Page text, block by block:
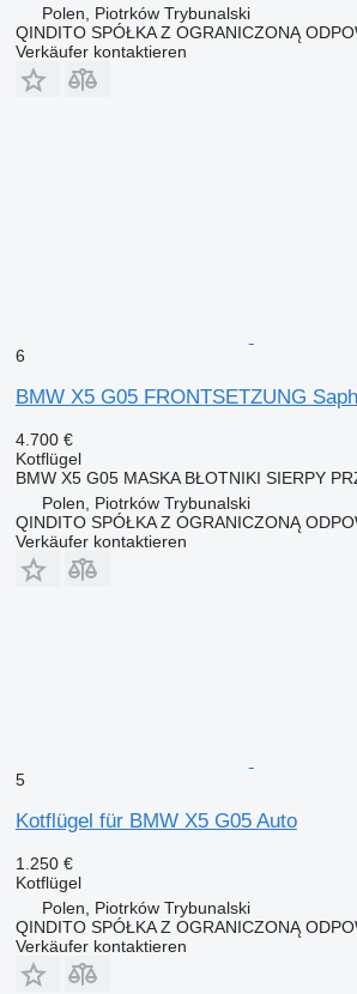
Polen, Piotrków Trybunalski
QINDITO SPÓŁKA Z OGRANICZONĄ
Verkäufer kontaktieren
6
BMW X5 G05 FRONTSETZUNG
4.700 €
Kotflügel
BMW X5 G05 MASKA BŁOTNIKI SIERPY
Polen, Piotrków Trybunalski
QINDITO SPÓŁKA Z OGRANICZONĄ
Verkäufer kontaktieren
5
Kotflügel für BMW X5 G05 Auto
1.250 €
Kotflügel
Polen, Piotrków Trybunalski
QINDITO SPÓŁKA Z OGRANICZONĄ
Verkäufer kontaktieren